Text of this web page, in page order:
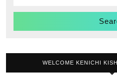
WELCOME KENICHI